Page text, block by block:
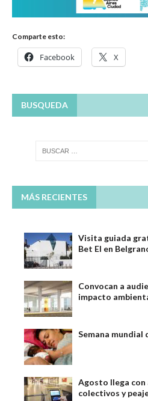
Comparte esto:
Facebook X
BUSQUEDA
MÁS RECIENTES
Visita guiada
Bet El en
Convocan a
impacto
Semana mundial
Agosto llega con
colectivos y